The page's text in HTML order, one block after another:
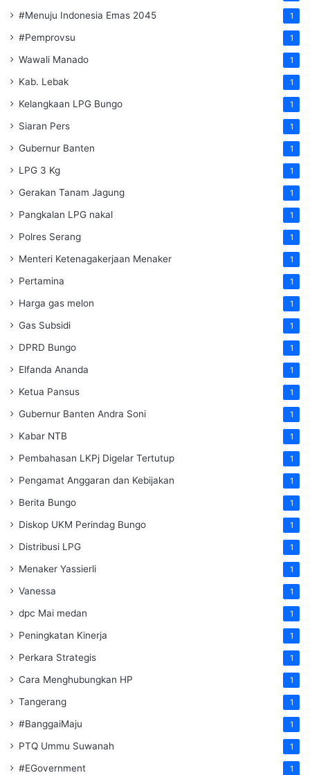
#Menuju Indonesia Emas 2045 1
#Pemprovsu 1
Wawali Manado 1
Kab. Lebak 1
Kelangkaan LPG Bungo 1
Siaran Pers 1
Gubernur Banten 1
LPG 3 Kg 1
Gerakan Tanam Jagung 1
Pangkalan LPG nakal 1
Polres Serang 1
Menteri Ketenagakerjaan Menaker 1
Pertamina 1
Harga gas melon 1
Gas Subsidi 1
DPRD Bungo 1
Elfanda Ananda 1
Ketua Pansus 1
Gubernur Banten Andra Soni 1
Kabar NTB 1
Pembahasan LKPj Digelar Tertutup 1
Pengamat Anggaran dan Kebijakan 1
Berita Bungo 1
Diskop UKM Perindag Bungo 1
Distribusi LPG 1
Menaker Yassierli 1
Vanessa 1
dpc Mai medan 1
Peningkatan Kinerja 1
Perkara Strategis 1
Cara Menghubungkan HP 1
Tangerang 1
#BanggaiMaju 1
PTQ Ummu Suwanah 1
#EGovernment 1